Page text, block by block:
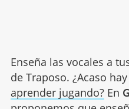
Enseña las vocales a
de Traposo. ¿Acaso
aprender jugando?En